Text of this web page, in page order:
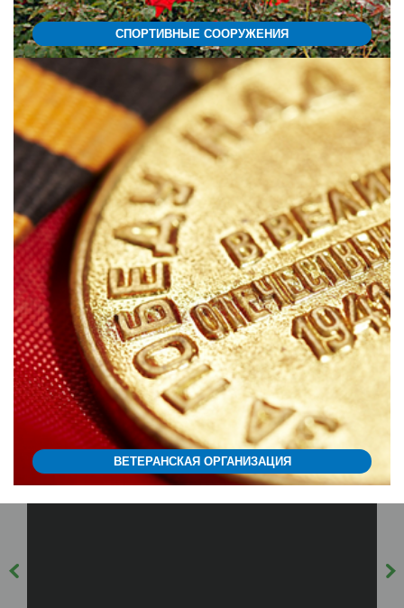
СПОРТИВНЫЕ СООРУЖЕНИЯ
ВЕТЕРАНСКАЯ ОРГАНИЗАЦИЯ